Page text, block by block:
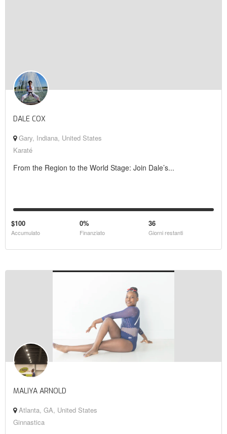
DALE COX
Gary, Indiana, United States
Karaté
From the Region to the World Stage: Join Dale’s...
$100
Accumulato
0%
Finanziato
36
Giorni restanti
MALIYA ARNOLD
Atlanta, GA, United States
Ginnastica